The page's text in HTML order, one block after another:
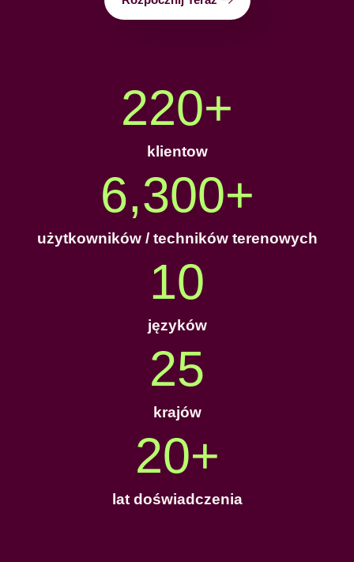
klientow
220+
użytkowników / techników terenowych
6,300+
języków
10
krajów
25
lat doświadczenia
20+